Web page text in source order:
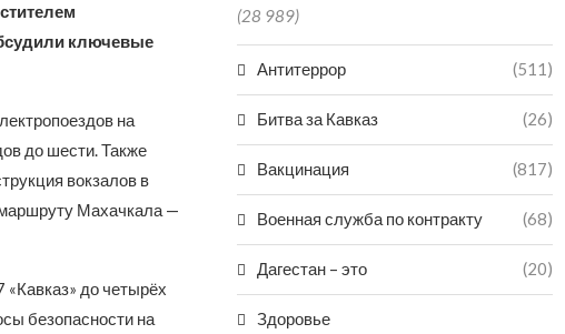
ключевые
на
до шести. Также
вокзалов в
Махачкала —
до четырёх
безопасности на
(28 989)
Антитеррор (511)
Битва за Кавказ (26)
Вакцинация (817)
Военная служба по контракту (68)
Дагестан – это (20)
Здоровье